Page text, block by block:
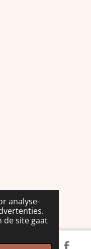
analyse-
de site gaat